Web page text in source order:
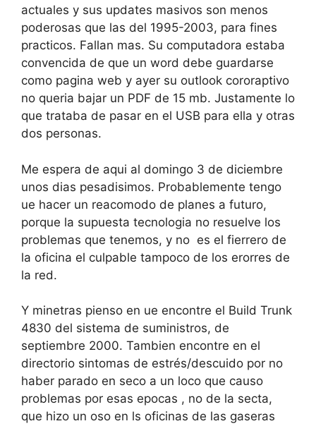
actuales y sus updates masivos son menos
poderosas que las del 1995-2003, para fines
practicos. Fallan mas. Su computadora estaba
convencida de que un word debe guardarse
como pagina web y ayer su outlook cororaptivo
no queria bajar un PDF de 15 mb. Justamente lo
que trataba de pasar en el USB para ella y otras
dos personas.
Me espera de aqui al domingo 3 de diciembre
unos dias pesadisimos. Probablemente tengo
ue hacer un reacomodo de planes a futuro,
porque la supuesta tecnologia no resuelve los
problemas que tenemos, y no es el fierrero de
la oficina el culpable tampoco de los erorres de
la red.
Y minetras pienso en ue encontre el Build Trunk
4830 del sistema de suministros, de
septiembre 2000. Tambien encontre en el
directorio sintomas de estrés/descuido por no
haber parado en seco a un loco que causo
problemas por esas epocas , no de la secta,
que hizo un oso en ls oficinas de las gaseras